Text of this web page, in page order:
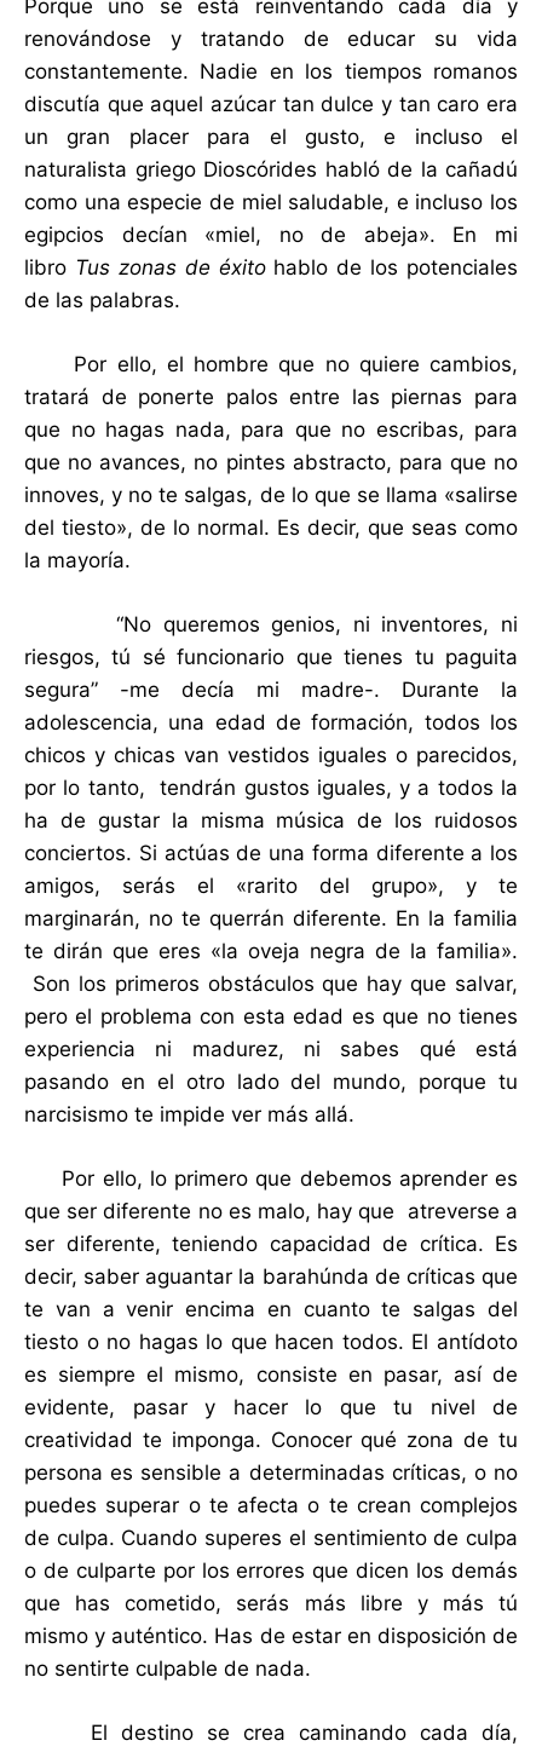
Porque uno se está reinventando cada día y
renovándose y tratando de educar su vida
constantemente. Nadie en los tiempos romanos
discutía que aquel azúcar tan dulce y tan caro era
un gran placer para el gusto, e incluso el
naturalista griego Dioscórides habló de la cañadú
como una especie de miel saludable, e incluso los
egipcios decían «miel, no de abeja». En mi
libro Tus zonas de éxitohablo de los potenciales
de las palabras.
Por ello, el hombre que no quiere cambios,
tratará de ponerte palos entre las piernas para
que no hagas nada, para que no escribas, para
que no avances, no pintes abstracto, para que no
innoves, y no te salgas, de lo que se llama «salirse
del tiesto», de lo normal. Es decir, que seas como
la mayoría.
“No queremos genios, ni inventores, ni
riesgos, tú sé funcionario que tienes tu paguita
segura” -me decía mi madre-. Durante la
adolescencia, una edad de formación, todos los
chicos y chicas van vestidos iguales o parecidos,
por lo tanto, tendrán gustos iguales, y a todos la
ha de gustar la misma música de los ruidosos
conciertos. Si actúas de una forma diferente a los
amigos, serás el «rarito del grupo», y te
marginarán, no te querrán diferente. En la familia
te dirán que eres «la oveja negra de la familia».
Son los primeros obstáculos que hay que salvar,
pero el problema con esta edad es que no tienes
experiencia ni madurez, ni sabes qué está
pasando en el otro lado del mundo, porque tu
narcisismo te impide ver más allá.
Por ello, lo primero que debemos aprender es
que ser diferente no es malo, hay que atreverse a
ser diferente, teniendo capacidad de crítica. Es
decir, saber aguantar la barahúnda de críticas que
te van a venir encima en cuanto te salgas del
tiesto o no hagas lo que hacen todos. El antídoto
es siempre el mismo, consiste en pasar, así de
evidente, pasar y hacer lo que tu nivel de
creatividad te imponga. Conocer qué zona de tu
persona es sensible a determinadas críticas, o no
puedes superar o te afecta o te crean complejos
de culpa. Cuando superes el sentimiento de culpa
o de culparte por los errores que dicen los demás
que has cometido, serás más libre y más tú
mismo y auténtico. Has de estar en disposición de
no sentirte culpable de nada.
El destino se crea caminando cada día,